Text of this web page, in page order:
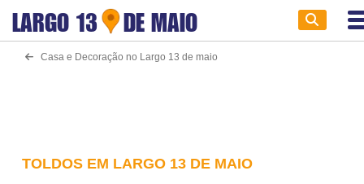
LARGO 13 DE MAIO
Casa e Decoração no Largo 13 de maio
TOLDOS EM LARGO 13 DE MAIO